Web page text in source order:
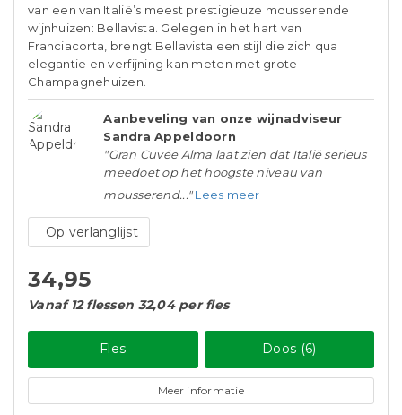
van een van Italië’s meest prestigieuze mousserende
wijnhuizen: Bellavista. Gelegen in het hart van
Franciacorta, brengt Bellavista een stijl die zich qua
elegantie en verfijning kan meten met grote
Champagnehuizen.
Aanbeveling van onze wijnadviseur
Sandra Appeldoorn
"Gran Cuvée Alma laat zien dat Italië serieus
meedoet op het hoogste niveau van
mousserend..." Lees meer
Op verlanglijst
34,95
Vanaf 12 flessen 32,04 per fles
Fles Doos (6)
Meer informatie